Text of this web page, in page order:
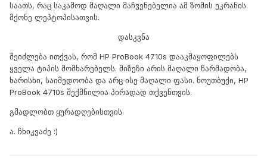
საათს, რაც საკამოდ მაღალი მაჩვენებელია ამ ზომის ეკრანის
მქონე ლეპტოპისათვის.
დასკვნა
შეიძლება ითქვას, რომ HP ProBook 4710s დააკმაყოფილებს
ყველა ტიპის მომხარებელს. მიზეზი არის მაღალი წარმადობა,
ხარისხი, საიმედოობა და არც ისე მაღალი ფასი. ნოუთბუქი, HP
ProBook 4710s შექმნილია პირადად თქვენთვის.
გმადლობთ ყურადღებისთვის.
ა. ჩხიკვაძე :)